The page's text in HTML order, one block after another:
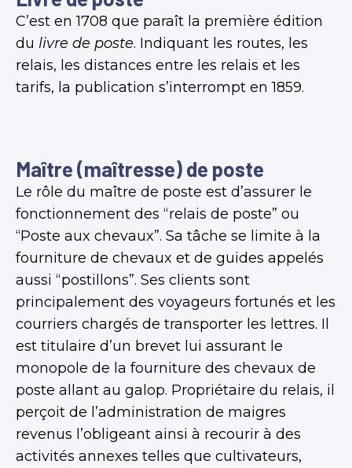
C’est en 1708 que paraît la première édition
du livre de poste. Indiquant les routes, les
relais, les distances entre les relais et les
tarifs, la publication s’interrompt en 1859.
Maître (maîtresse) de poste
Le rôle du maître de poste est d’assurer le
fonctionnement des “relais de poste” ou
“Poste aux chevaux”. Sa tâche se limite à la
fourniture de chevaux et de guides appelés
aussi “postillons”. Ses clients sont
principalement des voyageurs fortunés et les
courriers chargés de transporter les lettres. Il
est titulaire d’un brevet lui assurant le
monopole de la fourniture des chevaux de
poste allant au galop. Propriétaire du relais, il
perçoit de l’administration de maigres
revenus l’obligeant ainsi à recourir à des
activités annexes telles que cultivateurs,